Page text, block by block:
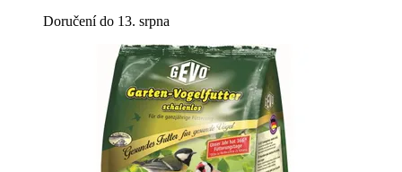
Doručení do 13. srpna